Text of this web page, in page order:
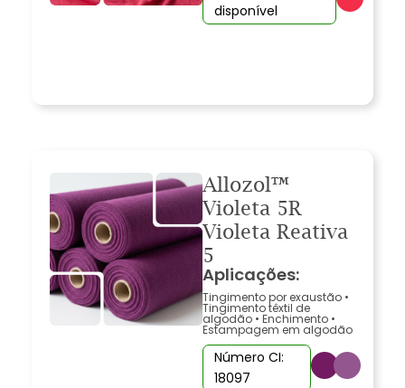
disponível
Allozol™
Violeta 5R
Violeta Reativa
5
Aplicações:
Tingimento por exaustão •
Tingimento têxtil de
algodão • Enchimento •
Estampagem em algodão
Número CI:
18097